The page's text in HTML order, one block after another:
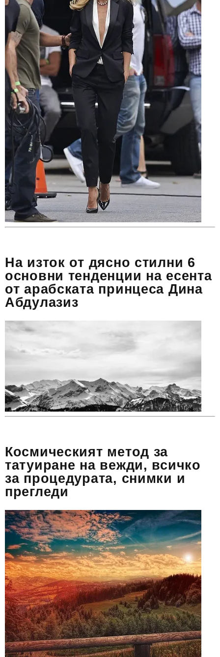
На изток от дясно стилни 6
основни тенденции на есента
от арабската принцеса Дина
Абдулазиз
Космическият метод за
татуиране на вежди, всичко
за процедурата, снимки и
прегледи